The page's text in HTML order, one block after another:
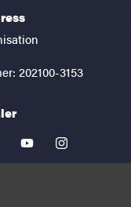
202100-3153
youtubeinstagram